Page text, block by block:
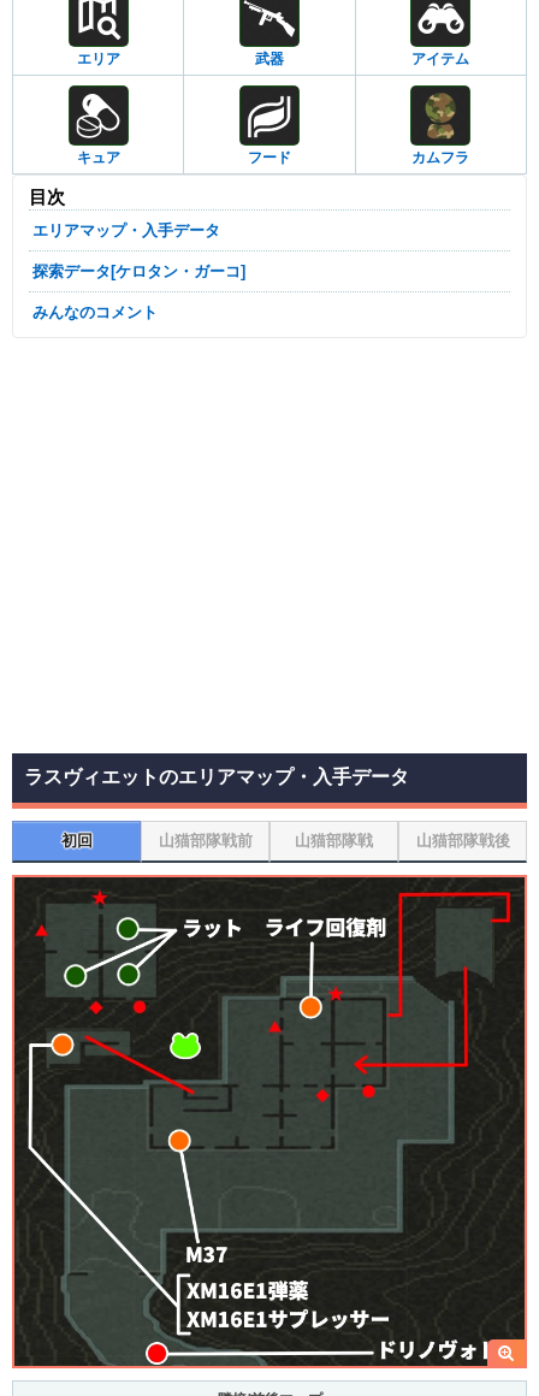
エリア 武器 アイテム
キュア フード カムフラ
目次
エリアマップ・入手データ
探索データ[ケロタン・ガーコ]
みんなのコメント
ラスヴィエットのエリアマップ・入手データ
初回 山猫部隊戦前 山猫部隊戦 山猫部隊戦後